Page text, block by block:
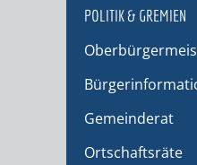
POLITIK & GREMIEN
Gemeinderat
Ortschaftsräte